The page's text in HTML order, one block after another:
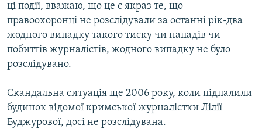
ці події, вважаю, що це є якраз те, що
правоохоронці не розслідували за останні рік-два
жодного випадку такого тиску чи нападів чи
побиттів журналістів, жодного випадку не було
розслідувано.
Скандальна ситуація ще 2006 року, коли підпалили
будинок відомої кримської журналістки Лілії
Буджурової, досі не розслідувана.